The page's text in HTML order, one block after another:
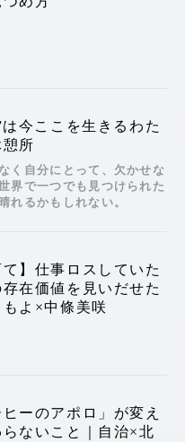
今ここを生きるわた
所
く自分にとって、欠かせな
界で一つでも見つけられた
れるかもしれない。
て】仕事ロスしていた
在価値を見いだせた
よ×中條美咲
ーのアポロ」が変え
ないこと｜自治×北